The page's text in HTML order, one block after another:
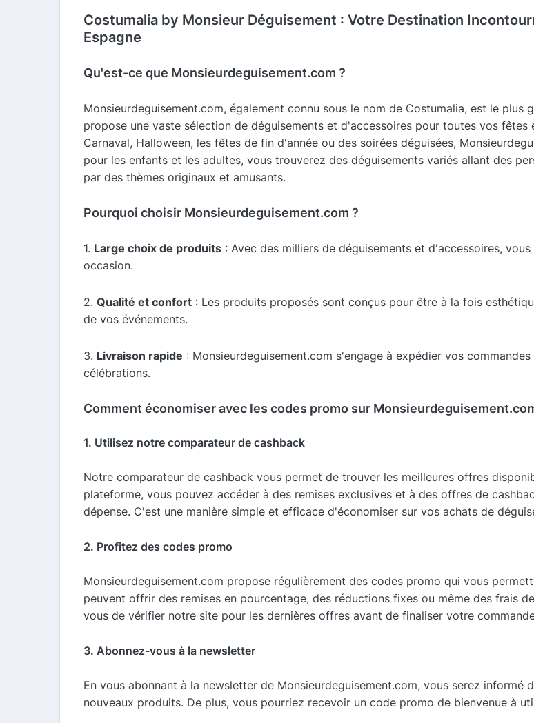
Costumalia by Monsieur Déguisement : Votre Destination
Espagne
Qu'est-ce que Monsieurdeguisement.com ?
Monsieurdeguisement.com, également connu sous le nom de Costumalia, est le plus
propose une vaste sélection de déguisements et d'accessoires pour toutes vos
Carnaval, Halloween, les fêtes de fin d'année ou des soirées déguisées,
pour les enfants et les adultes, vous trouverez des déguisements variés allant des
par des thèmes originaux et amusants.
Pourquoi choisir Monsieurdeguisement.com ?
1. Large choix de produits : Avec des milliers de déguisements et d'accessoires,
occasion.
2. Qualité et confort : Les produits proposés sont conçus pour être à la fois
de vos événements.
3. Livraison rapide : Monsieurdeguisement.com s'engage à expédier vos
célébrations.
Comment économiser avec les codes promo sur
1. Utilisez notre comparateur de cashback
Notre comparateur de cashback vous permet de trouver les meilleures offres
plateforme, vous pouvez accéder à des remises exclusives et à des offres de
dépense. C'est une manière simple et efficace d'économiser sur vos achats de
2. Profitez des codes promo
Monsieurdeguisement.com propose régulièrement des codes promo qui vous
peuvent offrir des remises en pourcentage, des réductions fixes ou même des frais
vous de vérifier notre site pour les dernières offres avant de finaliser votre
3. Abonnez-vous à la newsletter
En vous abonnant à la newsletter de Monsieurdeguisement.com, vous serez informé
nouveaux produits. De plus, vous pourriez recevoir un code promo de bienvenue à